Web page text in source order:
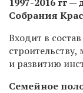
Собрания
Входит в
и развитию
Семейное